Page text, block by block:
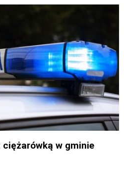
ciężarówką w gminie